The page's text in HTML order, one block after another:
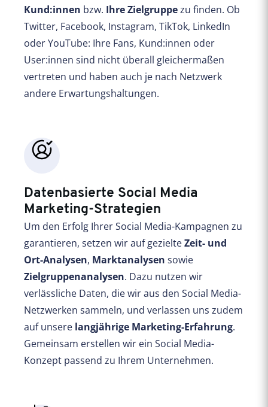
Kund:innen bzw. Ihre Zielgruppezu finden. Ob
Twitter, Facebook, Instagram, TikTok, LinkedIn
oder YouTube: Ihre Fans, Kund:innen oder
User:innen sind nicht überall gleichermaßen
vertreten und haben auch je nach Netzwerk
andere Erwartungshaltungen.
Datenbasierte Social Media
Marketing-Strategien
Um den Erfolg Ihrer Social Media-Kampagnen zu
garantieren, setzen wir auf gezielteZeit- und
Ort-Analysen, Marktanalysen sowie
Zielgruppenanalysen. Dazu nutzen wir
verlässliche Daten, die wir aus den Social Media-
Netzwerken sammeln, und verlassen uns zudem
auf unsere langjährige Marketing-Erfahrung.
Gemeinsam erstellen wir ein Social Media-
Konzept passend zu Ihrem Unternehmen.